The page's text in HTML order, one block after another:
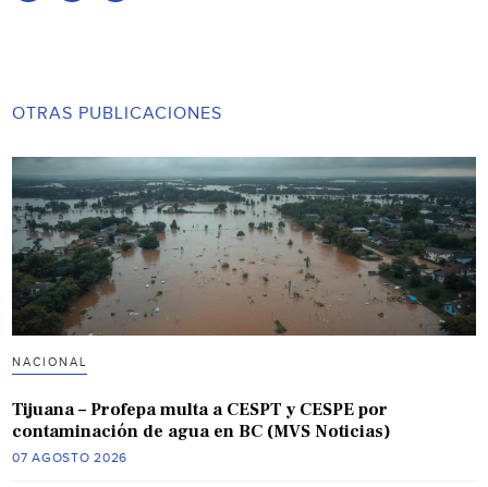
OTRAS PUBLICACIONES
NACIONAL
Tijuana – Profepa multa a CESPT y CESPE por
contaminación de agua en BC (MVS Noticias)
07 AGOSTO 2026